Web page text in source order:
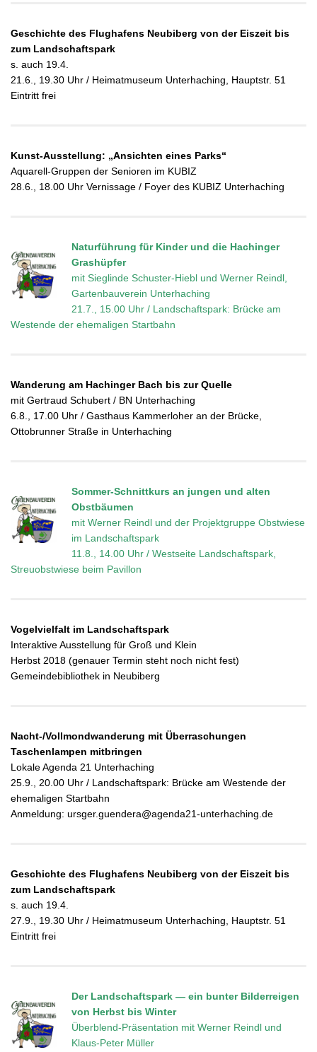
Geschichte des Flughafens Neubiberg von der Eiszeit bis
zum Landschaftspark
s. auch 19.4.
21.6., 19.30 Uhr / Heimatmuseum Unterhaching, Hauptstr. 51
Eintritt frei
Kunst-Ausstellung: „Ansichten eines Parks“
Aquarell-Gruppen der Senioren im KUBIZ
28.6., 18.00 Uhr Vernissage / Foyer des KUBIZ Unterhaching
Naturführung für Kinder und die Hachinger
Grashüpfer
mit Sieglinde Schuster-Hiebl und Werner Reindl,
Gartenbauverein Unterhaching
21.7., 15.00 Uhr / Landschaftspark: Brücke am
Westende der ehemaligen Startbahn
Wanderung am Hachinger Bach bis zur Quelle
mit Gertraud Schubert / BN Unterhaching
6.8., 17.00 Uhr / Gasthaus Kammerloher an der Brücke,
Ottobrunner Straße in Unterhaching
Sommer-Schnittkurs an jungen und alten
Obstbäumen
mit Werner Reindl und der Projektgruppe Obstwiese
im Landschaftspark
11.8., 14.00 Uhr / Westseite Landschaftspark,
Streuobstwiese beim Pavillon
Vogelvielfalt im Landschaftspark
Interaktive Ausstellung für Groß und Klein
Herbst 2018 (genauer Termin steht noch nicht fest)
Gemeindebibliothek in Neubiberg
Nacht-/Vollmondwanderung mit Überraschungen
Taschenlampen mitbringen
Lokale Agenda 21 Unterhaching
25.9., 20.00 Uhr / Landschaftspark: Brücke am Westende der
ehemaligen Startbahn
Anmeldung: ursger.guendera@agenda21-unterhaching.de
Geschichte des Flughafens Neubiberg von der Eiszeit bis
zum Landschaftspark
s. auch 19.4.
27.9., 19.30 Uhr / Heimatmuseum Unterhaching, Hauptstr. 51
Eintritt frei
Der Landschaftspark — ein bunter Bilderreigen
von Herbst bis Winter
Überblend-Präsentation mit Werner Reindl und
Klaus-Peter Müller